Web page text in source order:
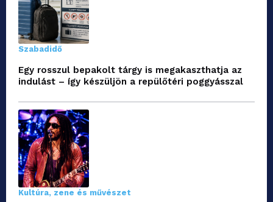
Szabadidő
Egy rosszul bepakolt tárgy is megakaszthatja az
indulást – így készüljön a repülőtéri poggyásszal
Kultúra, zene és művészet